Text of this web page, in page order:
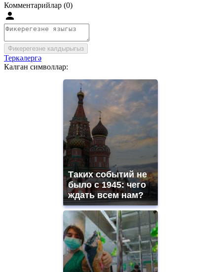
Комментарийлар (0)
Фикерегезне калдырыгыз
Теркәлергә
Калган символлар:
Таких событий не
было с 1945: чего
ждать всем нам?